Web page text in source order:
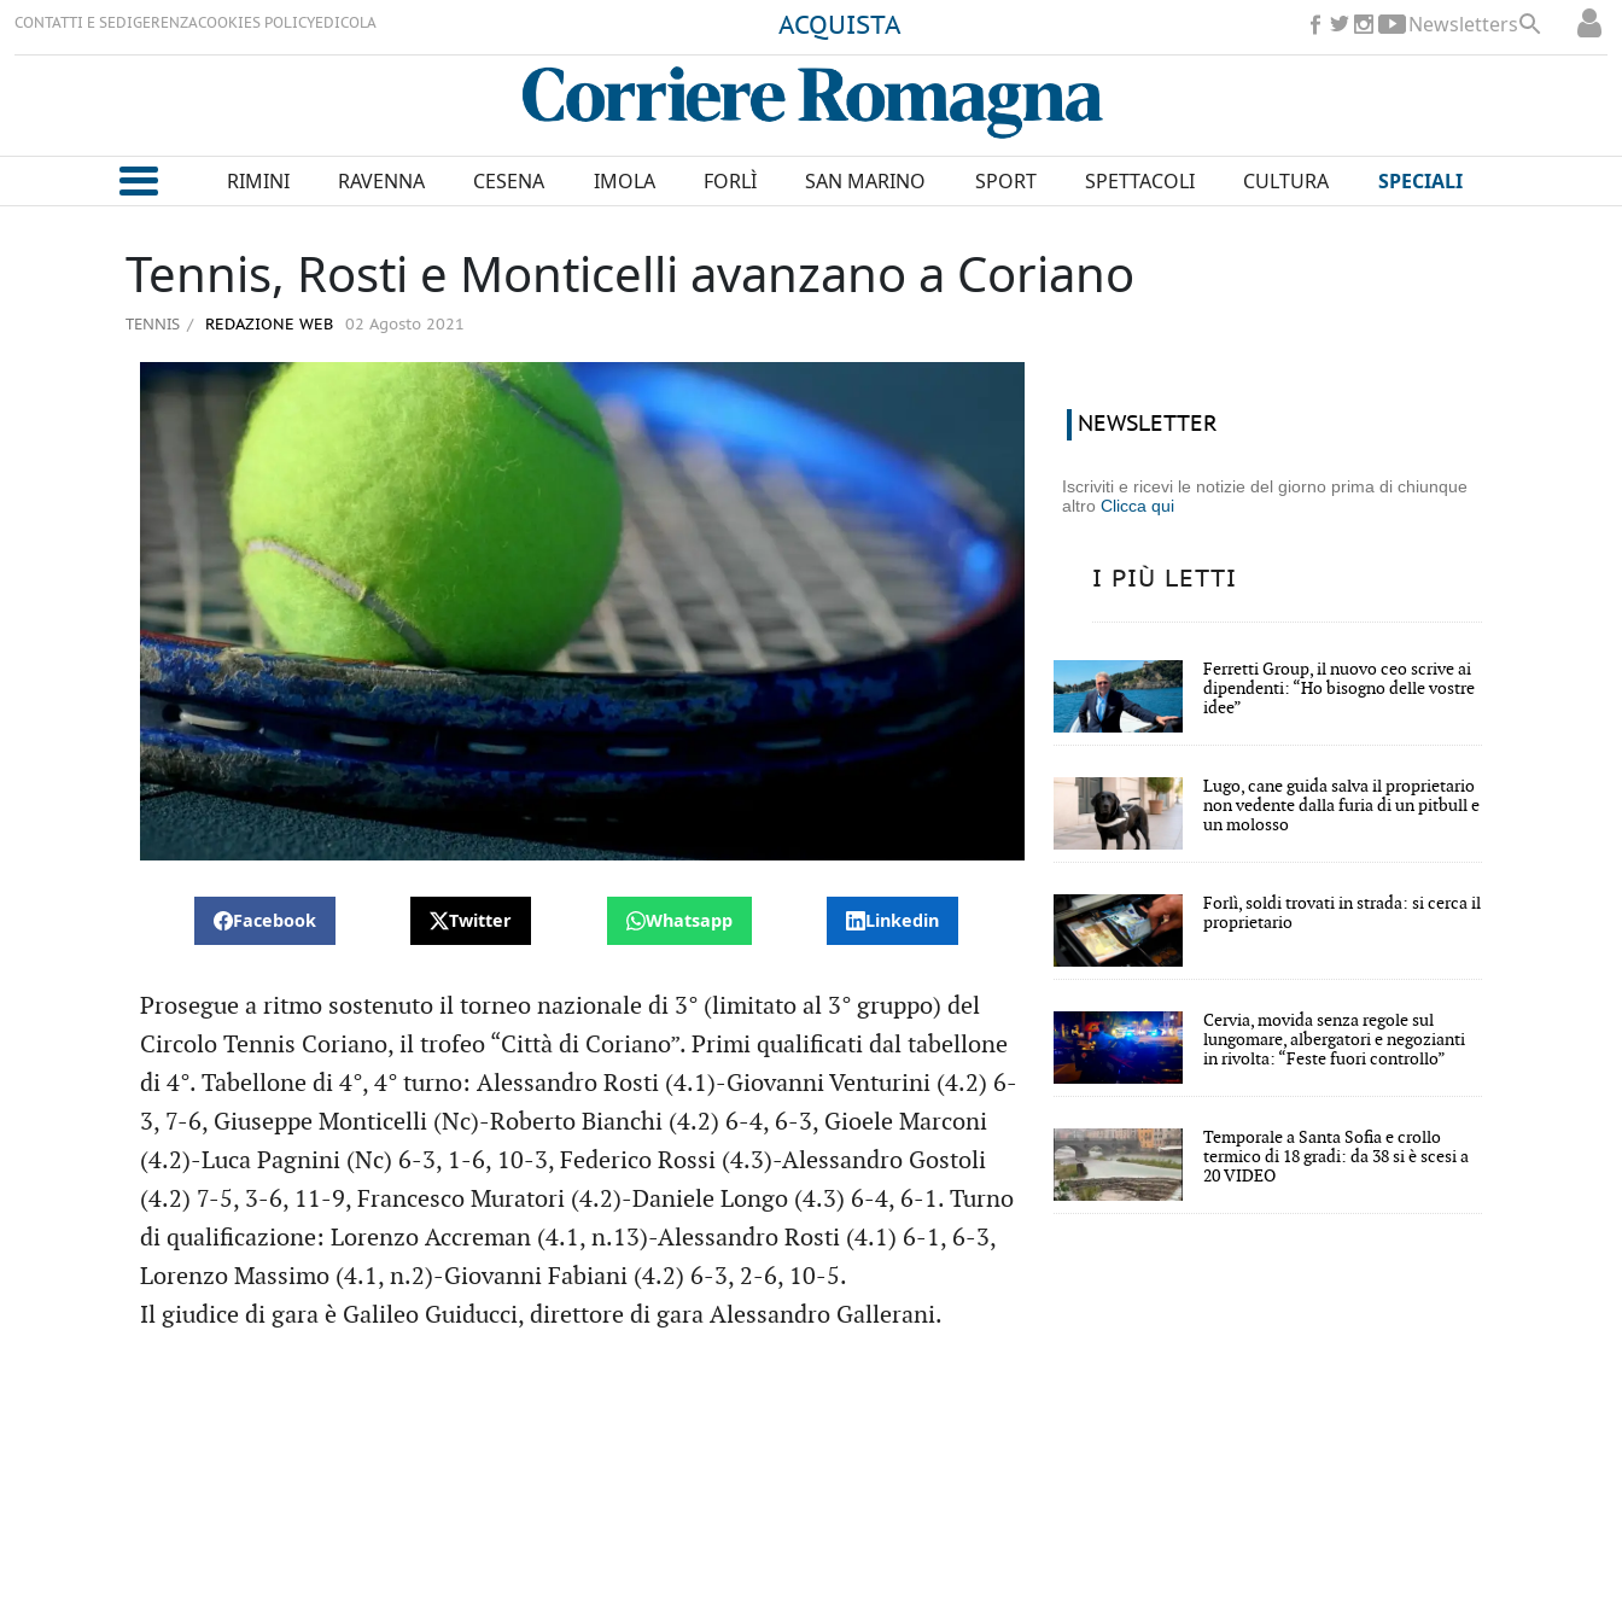
CONTATTI E SEDIGERENZACOOKIES POLICYEDICOLA ACQUISTA Newsletters
RIMINI RAVENNA CESENA IMOLA FORLÌ SAN MARINO SPORT SPETTACOLI CULTURA SPECIALI
Tennis, Rosti e Monticelli avanzano a Coriano
TENNIS REDAZIONE WEB 02 Agosto 2021
Facebook Twitter Whatsapp Linkedin
Prosegue a ritmo sostenuto il torneo nazionale di 3° (limitato al 3° gruppo) del
Circolo Tennis Coriano, il trofeo “Città di Coriano”. Primi qualificati dal tabellone
di 4°. Tabellone di 4°, 4° turno: Alessandro Rosti (4.1)-Giovanni Venturini (4.2) 6-
3, 7-6, Giuseppe Monticelli (Nc)-Roberto Bianchi (4.2) 6-4, 6-3, Gioele Marconi
(4.2)-Luca Pagnini (Nc) 6-3, 1-6, 10-3, Federico Rossi (4.3)-Alessandro Gostoli
(4.2) 7-5, 3-6, 11-9, Francesco Muratori (4.2)-Daniele Longo (4.3) 6-4, 6-1. Turno
di qualificazione: Lorenzo Accreman (4.1, n.13)-Alessandro Rosti (4.1) 6-1, 6-3,
Lorenzo Massimo (4.1, n.2)-Giovanni Fabiani (4.2) 6-3, 2-6, 10-5.
Il giudice di gara è Galileo Guiducci, direttore di gara Alessandro Gallerani.
NEWSLETTER
Iscriviti e ricevi le notizie del giorno prima di chiunque
altroClicca qui
I PIÙ LETTI
Ferretti Group, il nuovo ceo scrive ai
dipendenti: “Ho bisogno delle vostre
idee”
Lugo, cane guida salva il proprietario
non vedente dalla furia di un pitbull e
un molosso
Forlì, soldi trovati in strada: si cerca il
proprietario
Cervia, movida senza regole sul
lungomare, albergatori e negozianti
in rivolta: “Feste fuori controllo”
Temporale a Santa Sofia e crollo
termico di 18 gradi: da 38 si è scesi a
20 VIDEO